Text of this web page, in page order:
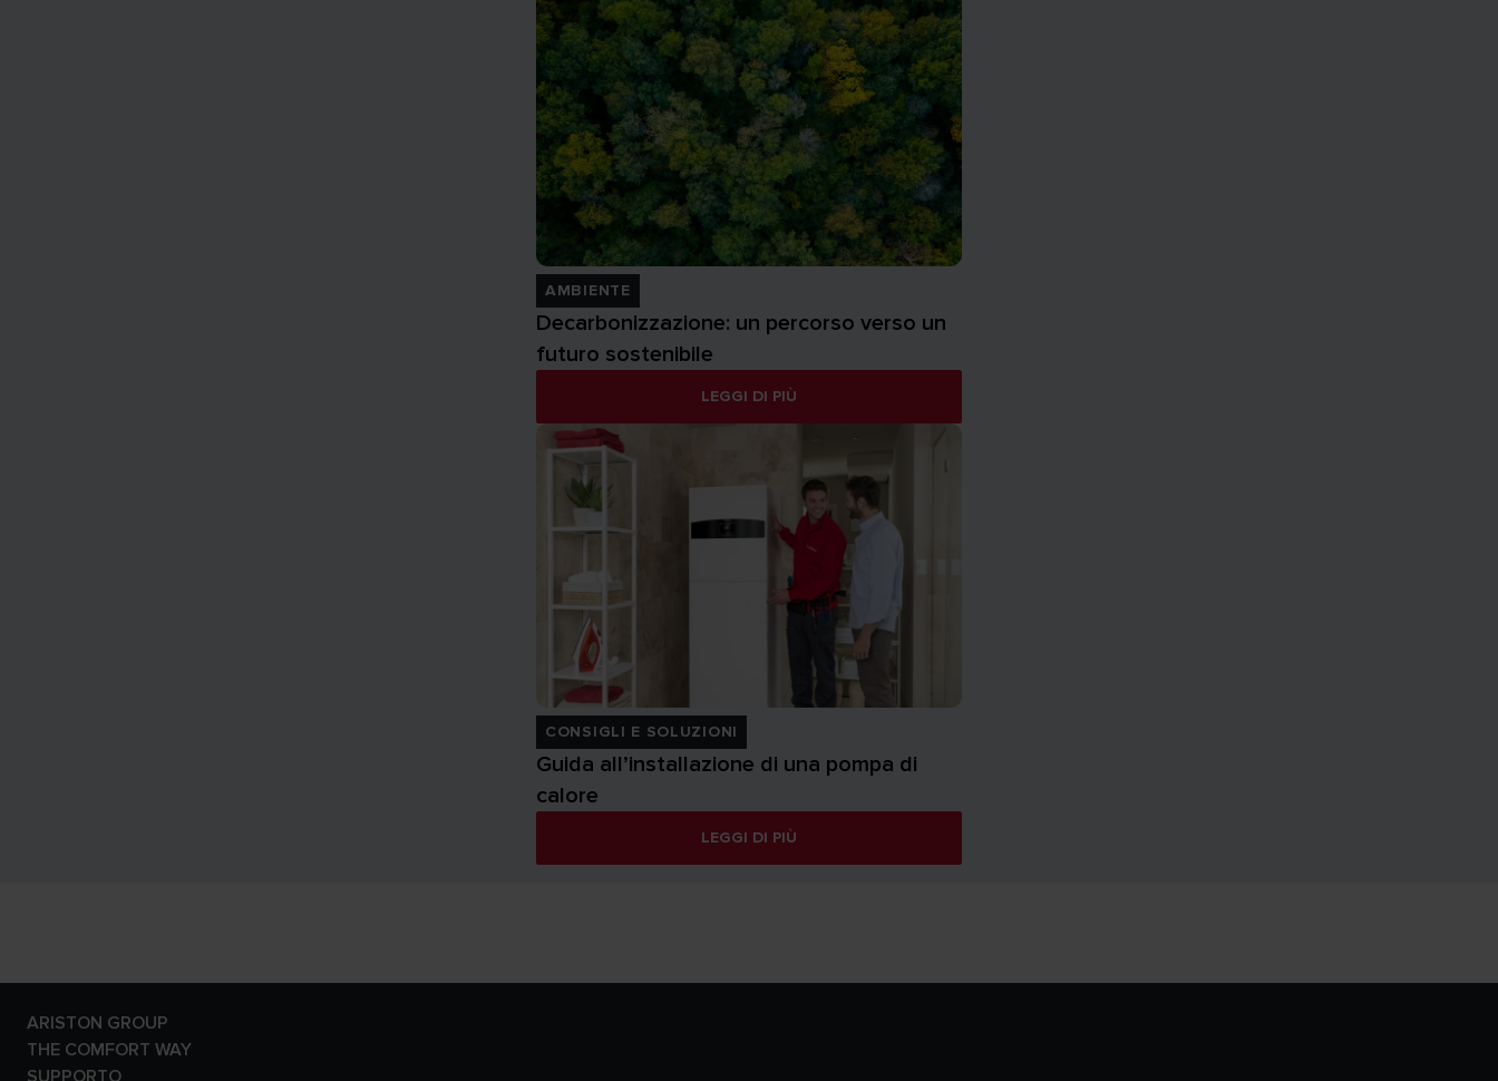
AMBIENTE
Decarbonizzazione: un percorso verso un
futuro sostenibile
LEGGI DI PIÙ
CONSIGLI E SOLUZIONI
Guida all’installazione di una pompa di
calore
LEGGI DI PIÙ
ARISTON GROUP
Il brand Ariston
Il gruppo
THE COMFORT WAY
Ambiente
SUPPORTO